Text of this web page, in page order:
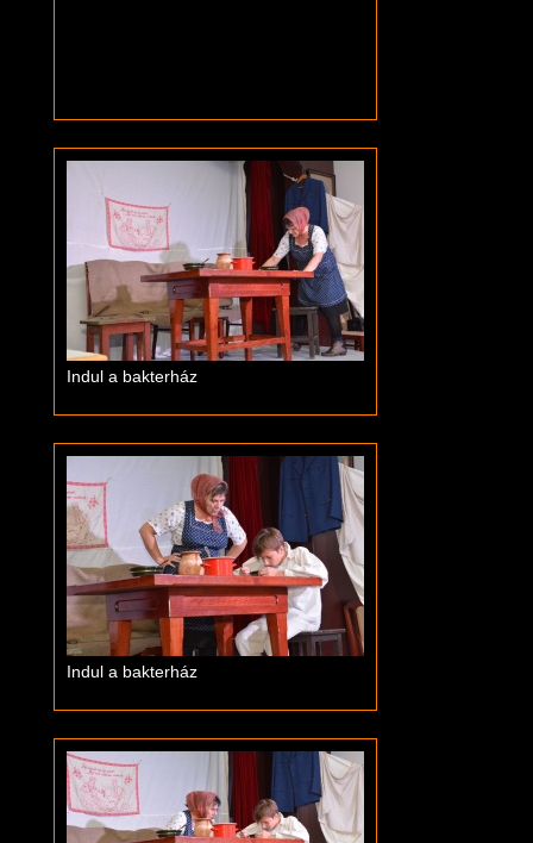
Indul a bakterház
Indul a bakterház